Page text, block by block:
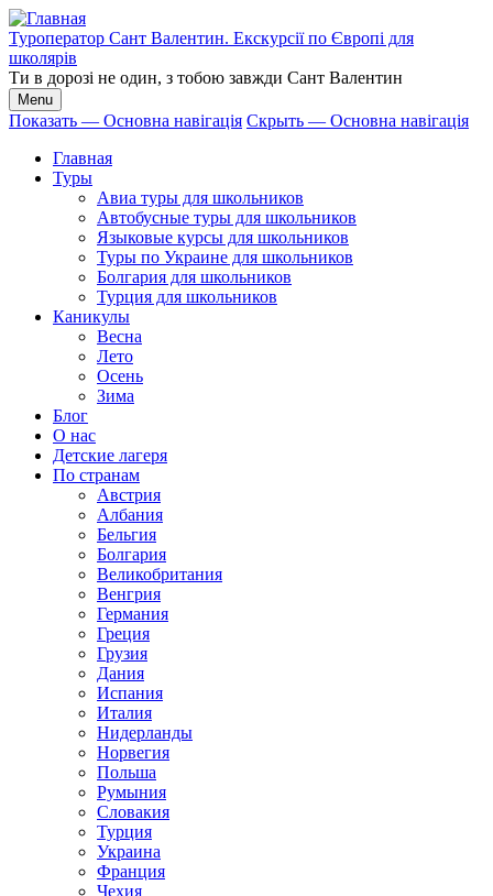
Перейти
к
основному
содержанию
Туроператор Сант Валентин. Екскурсії по Європі для
школярів
Ти в дорозі не один, з тобою завжди Сант Валентин
Menu
Основна
навігація
Показать — Основна навігація Скрыть — Основна навігація
Главная
Туры
Авиа туры для школьников
Автобусные туры для школьников
Языковые курсы для школьников
Туры по Украине для школьников
Болгария для школьников
Турция для школьников
Каникулы
Весна
Лето
Осень
Зима
Блог
О нас
Детские лагеря
По странам
Австрия
Албания
Бельгия
Болгария
Великобритания
Венгрия
Германия
Греция
Грузия
Дания
Испания
Италия
Нидерланды
Норвегия
Польша
Румыния
Словакия
Турция
Украина
Франция
Чехия